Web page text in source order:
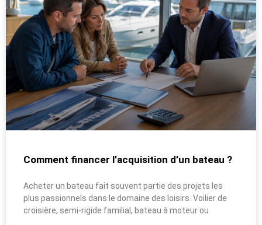
Comment financer l’acquisition d’un bateau ?
Acheter un bateau fait souvent partie des projets les
plus passionnels dans le domaine des loisirs. Voilier de
croisière, semi-rigide familial, bateau à moteur ou